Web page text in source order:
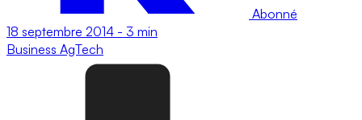
Abonné
18 septembre 2014 - 3 min
Business AgTech